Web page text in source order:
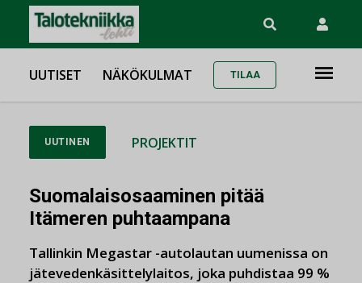
UUTISET NÄKÖKULMAT TILAA
UUTINEN PROJEKTIT
Suomalaisosaaminen pitää
Itämeren puhtaampana
Tallinkin Megastar -autolautan uumenissa on
jätevedenkäsittelylaitos, joka puhdistaa 99 %